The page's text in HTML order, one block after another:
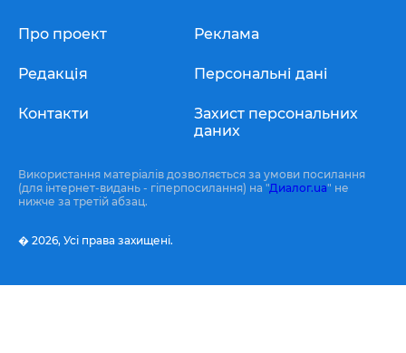
Про проект
Редакція
Контакти
Реклама
Персональні дані
Захист персональних
даних
Використання матеріалів дозволяється за умови посилання
(для інтернет-видань - гіперпосилання) на "Диалог.ua" не
нижче за третій абзац.
� 2026, Усі права захищені.